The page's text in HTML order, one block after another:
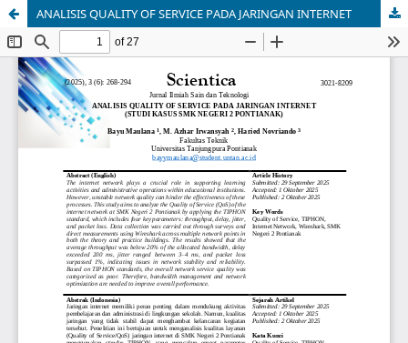
ANALISIS QUALITY OF SERVICE PADA JARINGAN INTERNET